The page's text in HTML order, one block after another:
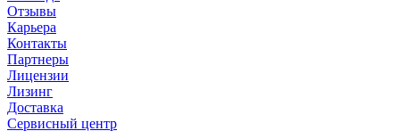
Отзывы
Карьера
Контакты
Партнеры
Лицензии
Лизинг
Доставка
Сервисный центр